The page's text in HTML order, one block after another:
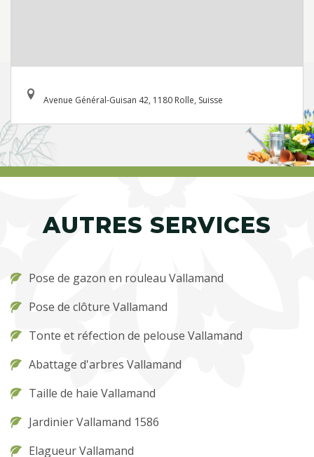
Avenue Général-Guisan 42, 1180 Rolle, Suisse
AUTRES SERVICES
Pose de gazon en rouleau Vallamand
Pose de clôture Vallamand
Tonte et réfection de pelouse Vallamand
Abattage d'arbres Vallamand
Taille de haie Vallamand
Jardinier Vallamand 1586
Elagueur Vallamand